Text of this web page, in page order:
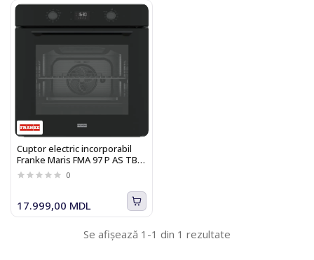
Cuptor electric incorporabil
Franke Maris FMA 97 P AS TBK
116.0738.939
0
17.999,00 MDL
Se afișează 1-1 din 1 rezultate